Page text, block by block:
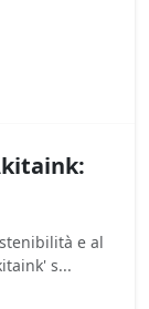
e al
s...